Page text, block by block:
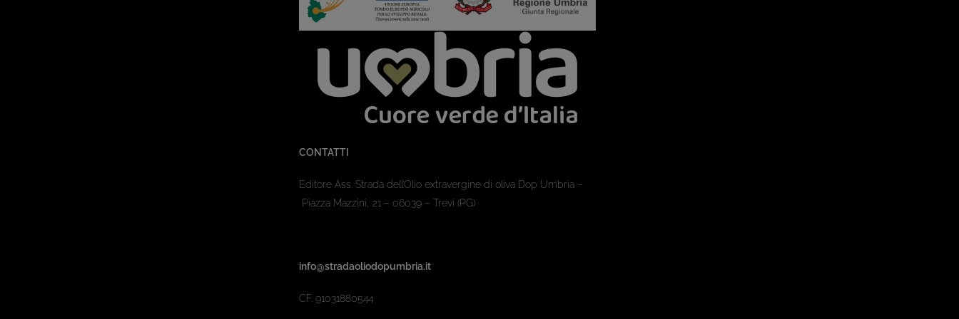
CONTATTI
Editore Ass. Strada dell’Olio extravergine di oliva Dop Umbria –
Piazza Mazzini, 21 – 06039 – Trevi (PG)
info@stradaoliodopumbria.it
CF. 91031880544